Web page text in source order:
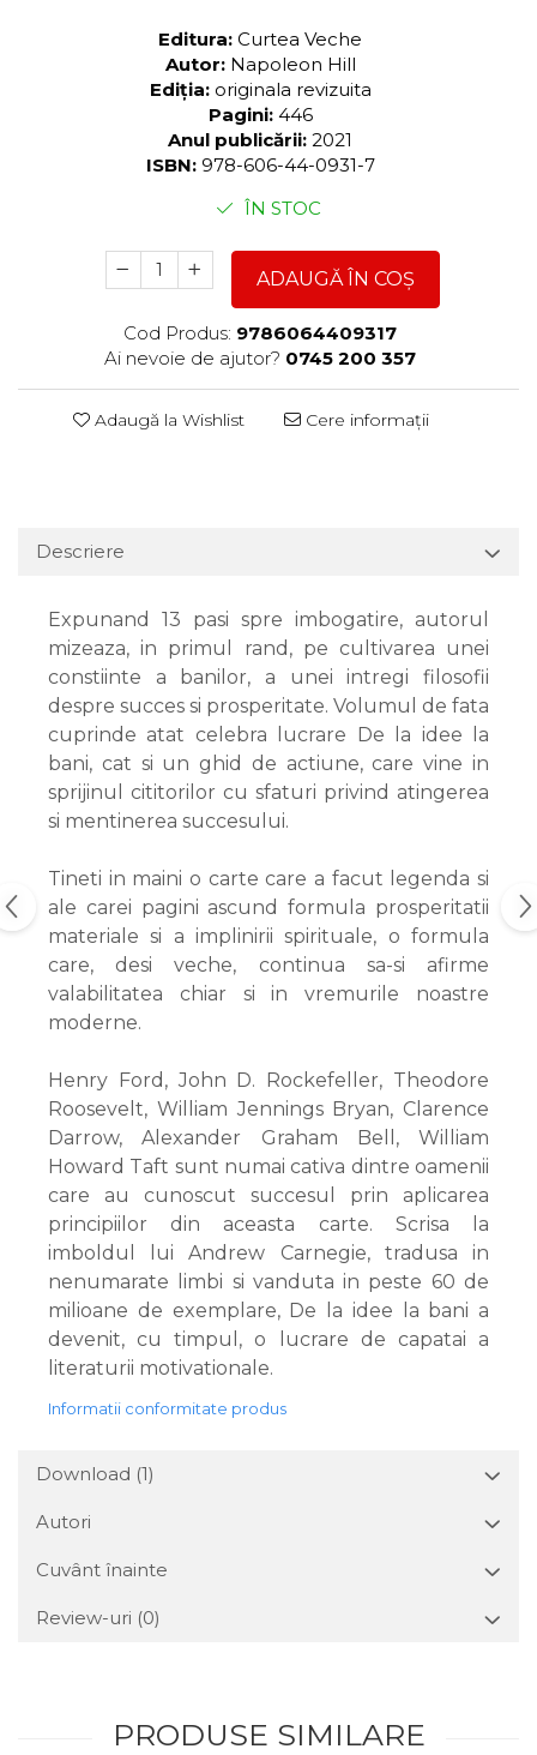
Editura: Curtea Veche
Autor: Napoleon Hill
Ediția: originala revizuita
Pagini: 446
Anul publicării: 2021
ISBN: 978-606-44-0931-7
ÎN STOC
ADAUGĂ ÎN COȘ
Cod Produs: 9786064409317
Ai nevoie de ajutor? 0745 200 357
Adaugă la Wishlist Cere informații
Descriere
Expunand 13 pasi spre imbogatire, autorul
mizeaza, in primul rand, pe cultivarea unei
constiinte a banilor, a unei intregi filosofii
despre succes si prosperitate. Volumul de fata
cuprinde atat celebra lucrare De la idee la
bani, cat si un ghid de actiune, care vine in
sprijinul cititorilor cu sfaturi privind atingerea
si mentinerea succesului.
Tineti in maini o carte care a facut legenda si
ale carei pagini ascund formula prosperitatii
materiale si a implinirii spirituale, o formula
care, desi veche, continua sa-si afirme
valabilitatea chiar si in vremurile noastre
moderne.
Henry Ford, John D. Rockefeller, Theodore
Roosevelt, William Jennings Bryan, Clarence
Darrow, Alexander Graham Bell, William
Howard Taft sunt numai cativa dintre oamenii
care au cunoscut succesul prin aplicarea
principiilor din aceasta carte. Scrisa la
imboldul lui Andrew Carnegie, tradusa in
nenumarate limbi si vanduta in peste 60 de
milioane de exemplare, De la idee la bani a
devenit, cu timpul, o lucrare de capatai a
literaturii motivationale.
Informatii conformitate produs
Download (1)
Autori
Cuvânt înainte
Review-uri (0)
PRODUSE SIMILARE